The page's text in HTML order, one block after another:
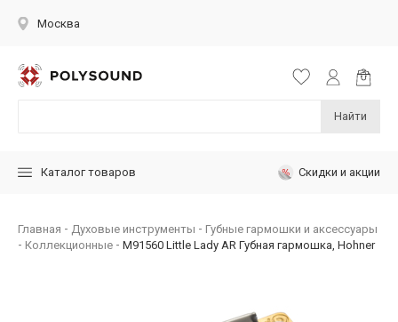
Москва
Найти
Каталог товаров Скидки и акции
Главная Духовые инструменты
Губные гармошки и аксессуары
Коллекционные
M91560 Little Lady AR Губная гармошка, Hohner